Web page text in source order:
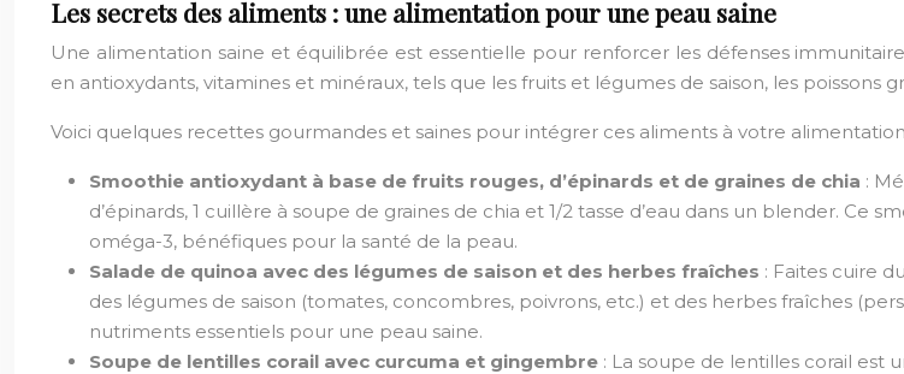
Les secrets des aliments : une alimentation pour une peau saine
Une alimentation saine et équilibrée est essentielle pour renforcer les défenses
en antioxydants, vitamines et minéraux, tels que les fruits et légumes de saison, les poissons
Voici quelques recettes gourmandes et saines pour intégrer ces aliments à votre
Smoothie antioxydant à base de fruits rouges, d’épinards et de graines de chia :
d’épinards, 1 cuillère à soupe de graines de chia et 1/2 tasse d’eau dans un blender. Ce
oméga-3, bénéfiques pour la santé de la peau.
Salade de quinoa avec des légumes de saison et des herbes fraîches : Faites cuire
des légumes de saison (tomates, concombres, poivrons, etc.) et des herbes fraîches
nutriments essentiels pour une peau saine.
Soupe de lentilles corail avec curcuma et gingembre : La soupe de lentilles corail est